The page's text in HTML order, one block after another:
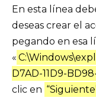
En esta línea
deseas crear el
pegando en esa
«
D7AD-11D9-
clic en